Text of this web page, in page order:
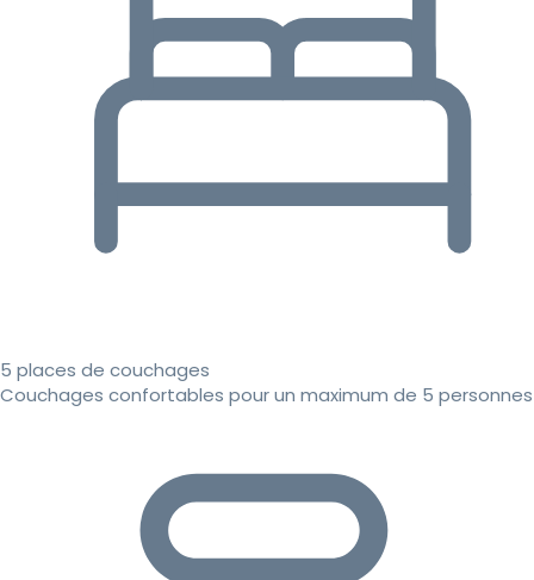
5 places de couchages
Couchages confortables pour un maximum de 5 personnes